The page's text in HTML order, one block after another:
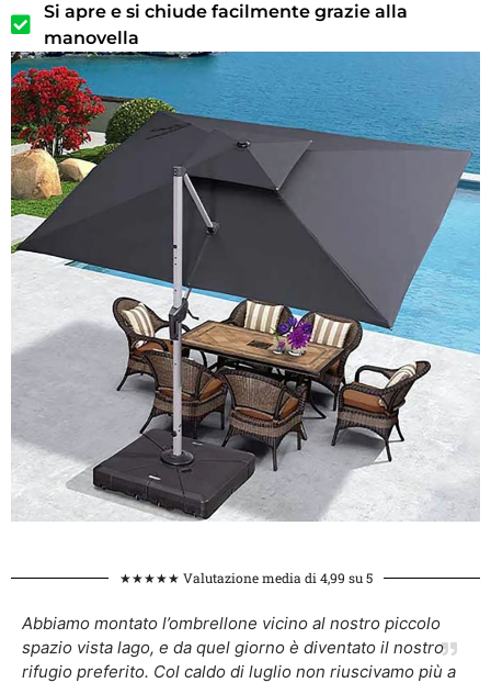
Si apre e si chiude facilmente grazie alla
manovella
★★★★★ Valutazione media di 4,99 su 5
Abbiamo montato l’ombrellone vicino al nostro piccolo
spazio vista lago, e da quel giorno è diventato il nostro
rifugio preferito. Col caldo di luglio non riuscivamo più a